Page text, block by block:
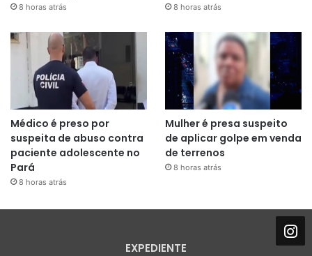
8 horas atrás 8 horas atrás
Médico é preso por
suspeita de abuso contra
paciente adolescente no
Pará
8 horas atrás
Mulher é presa suspeito
de aplicar golpe em venda
de terrenos
8 horas atrás
EXPEDIENTE